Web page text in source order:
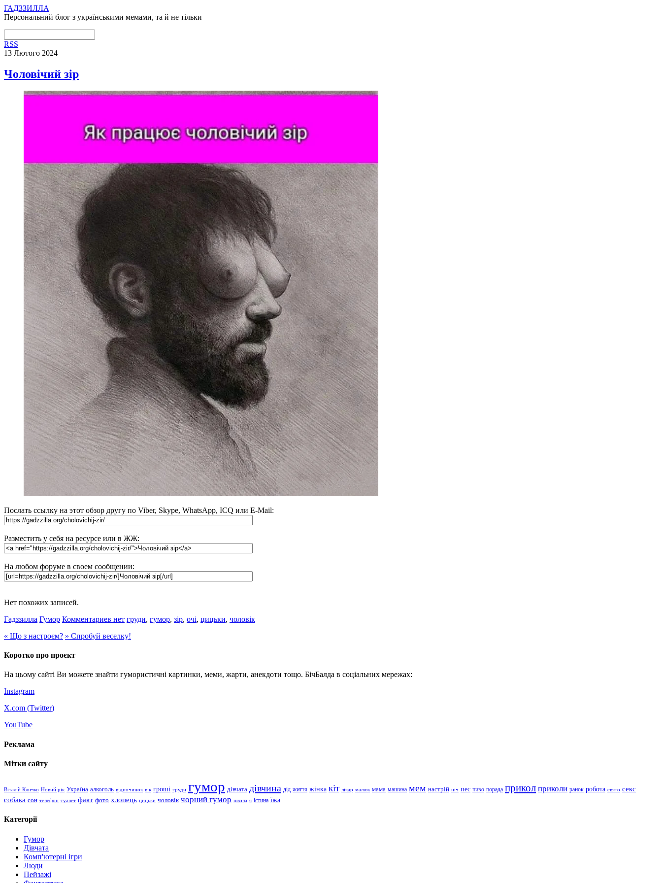
ГАДЗЗИЛЛА
Персональний блог з українськими мемами, та й не тільки
RSS
13 Лютого 2024
Чоловічий зір
Послать ссылку на этот обзор другу по Viber, Skype, WhatsApp, ICQ или E-Mail:
Разместить у себя на ресурсе или в ЖЖ:
На любом форуме в своем сообщении:
Нет похожих записей.
Гадззилла Гумор Комментариев нет груди, гумор, зір, очі, цицьки, чоловік
« Що з настроєм? » Спробуй веселку!
Коротко про проєкт
На цьому сайті Ви можете знайти гумористичні картинки, меми, жарти, анекдоти тощо. БічБалда в соціальних мережах:
Instagram
X.com (Twitter)
YouTube
Реклама
Мітки сайту
Віталій Кличко Новий рік Україна алкоголь відпочинок вік гроші груди гумор дівчата дівчина дід життя жінка кіт лікар малюк мама машина мем настрій ніч пес пиво порада прикол приколи ранок робота свято секс
собака сон телефон туалет факт фото хлопець цицьки чоловік чорний гумор школа я істина їжа
Категорії
Гумор
Дівчата
Комп'ютерні ігри
Люди
Пейзажі